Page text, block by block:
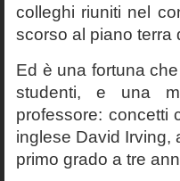
colleghi riuniti nel
scorso al piano terra
Ed è una fortuna
studenti, e una
professore: concetti
inglese David Irving,
primo grado a tre